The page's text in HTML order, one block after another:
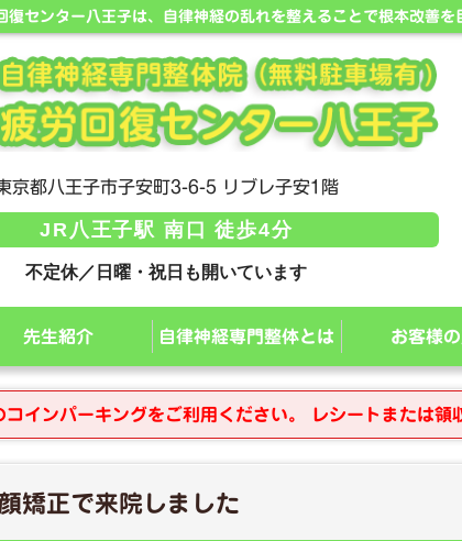
センター八王子は、自律神経の乱れを整えることで根本改善を
京都八王子市子安町3-6-5 リブレ子安1階
JR八王子駅 南口 徒歩4分
不定休／日曜・祝日も開いています
先生紹介 自律神経専門整体とは お客様
インパーキングをご利用ください。 レシートまたは領
矯正で来院しました